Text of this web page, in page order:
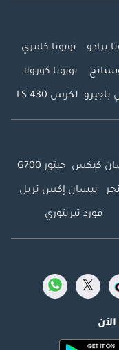
برادو تويوتا كامري
تويوتا كورولا
لكزس LS 430
كيكس جيتور G700
نيسان إكس تريل
فورد تيريتوري